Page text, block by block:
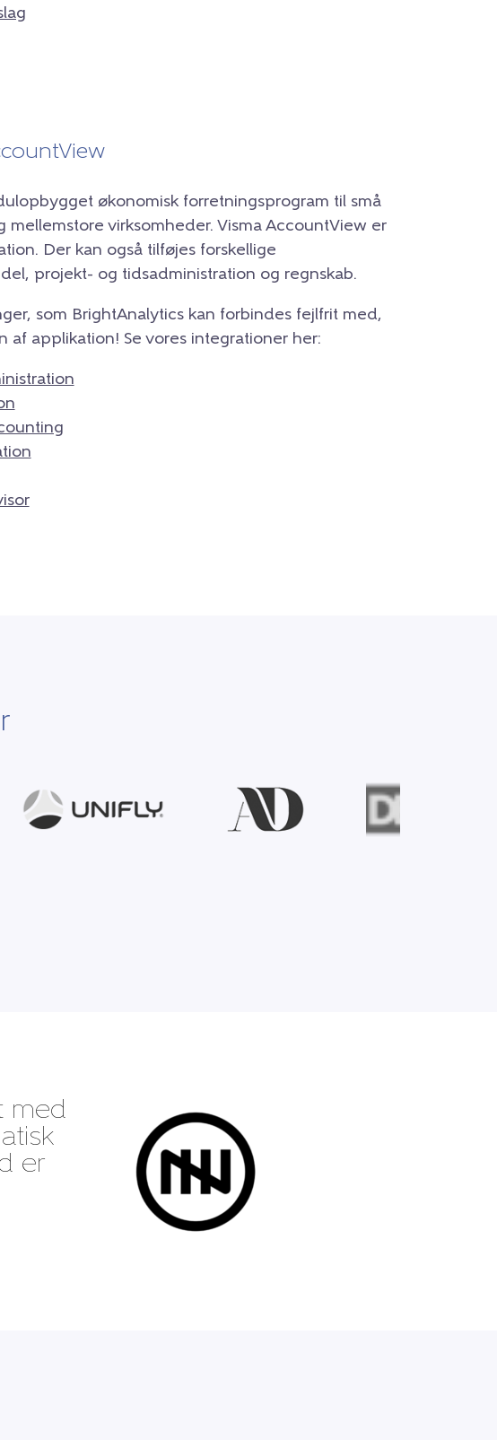
økonomisk forretningsprogram til små
virksomheder. Visma AccountView er
Der kan også tilføjes forskellige
projekt- og tidsadministration og regnskab.
som BrightAnalytics kan forbindes fejlfrit med,
af applikation! Se vores integrationer her:
med
er